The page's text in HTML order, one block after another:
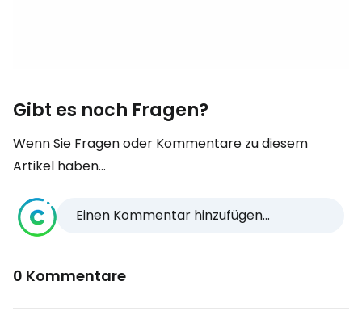
Gibt es noch Fragen?
Wenn Sie Fragen oder Kommentare zu diesem
Artikel haben...
Einen Kommentar hinzufügen...
0 Kommentare